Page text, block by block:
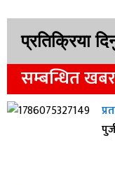
प्रतिक्रिया
सम्बन्धित